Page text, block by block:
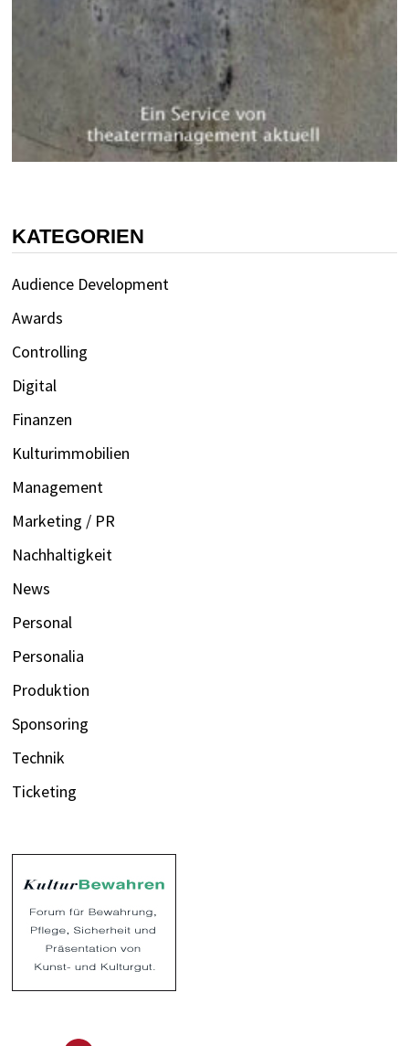
KATEGORIEN
Audience Development
Awards
Controlling
Digital
Finanzen
Kulturimmobilien
Management
Marketing / PR
Nachhaltigkeit
News
Personal
Personalia
Produktion
Sponsoring
Technik
Ticketing